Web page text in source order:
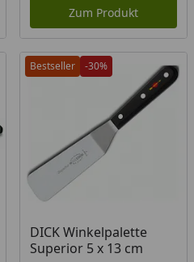
Zum Produkt
Bestseller -30%
DICK Winkelpalette
Superior 5 x 13 cm